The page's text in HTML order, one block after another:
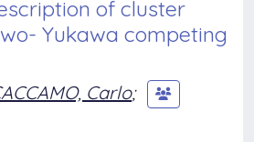
of cluster
Yukawa competing
Carlo;